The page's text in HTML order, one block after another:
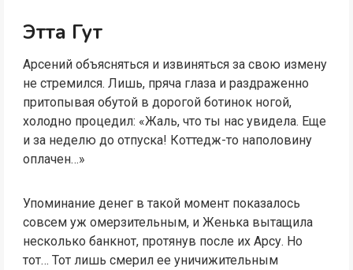
Этта Гут
Арсений объясняться и извиняться за свою измену
не стремился. Лишь, пряча глаза и раздраженно
притопывая обутой в дорогой ботинок ногой,
холодно процедил: «Жаль, что ты нас увидела. Еще
и за неделю до отпуска! Коттедж-то наполовину
оплачен…»
Упоминание денег в такой момент показалось
совсем уж омерзительным, и Женька вытащила
несколько банкнот, протянув после их Арсу. Но
тот… Тот лишь смерил ее уничижительным